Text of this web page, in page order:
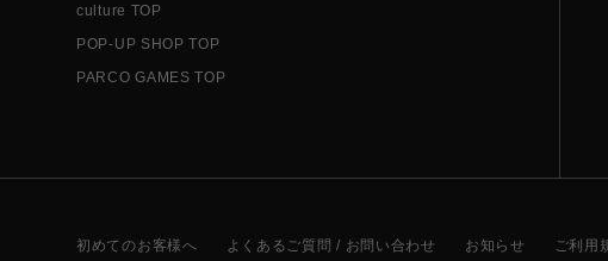
culture TOP
POP-UP SHOP TOP
PARCO GAMES TOP
初めてのお客様へ よくあるご質問 / お問い合わせ お知らせ ご利用